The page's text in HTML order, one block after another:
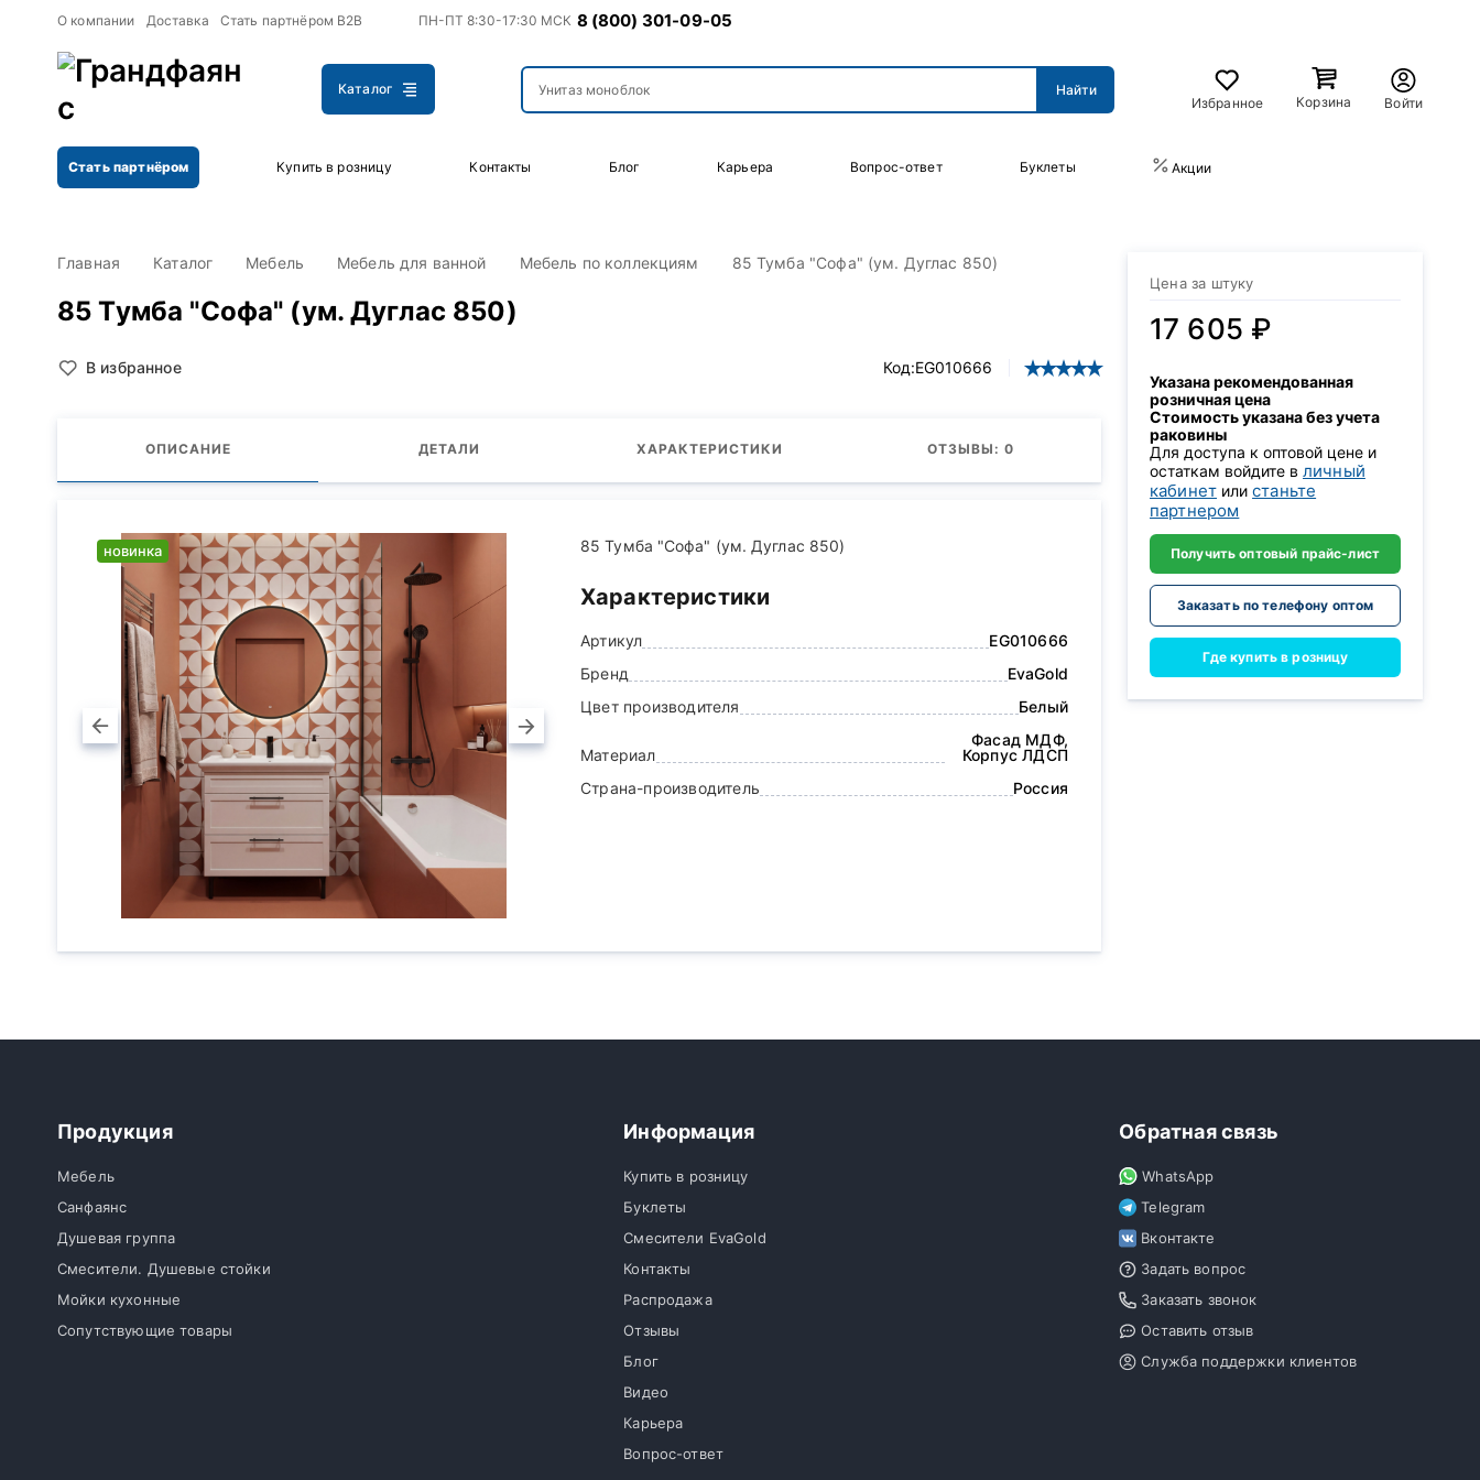
О компании Доставка Стать партнёром B2B ПН-ПТ 8:30-17:30 МСК 8 (800) 301-09-05
Каталог
Избранное
Корзина Войти
Стать партнёром Купить в розницу Контакты Блог Карьера Вопрос-ответ Буклеты Акции
Главная Каталог Мебель Мебель для ванной Мебель по коллекциям 85 Тумба "Софа" (ум. Дуглас 850)
85 Тумба "Софа" (ум. Дуглас 850)
В избранное Код:EG010666
ОПИСАНИЕ ДЕТАЛИ ХАРАКТЕРИСТИКИ ОТЗЫВЫ: 0
новинка 85 Тумба "Софа" (ум. Дуглас 850)
Характеристики
Артикул
EG010666
Бренд
EvaGold
Цвет производителя
Белый
Материал
Фасад МДФ,
Корпус ЛДСП
Страна-производитель
Россия
Цена за штуку
17 605 ₽
Указана рекомендованная
розничная цена
Стоимость указана без учета
раковины
Для доступа к оптовой цене и
остаткам войдите в личный
кабинет илистаньте
партнером
Получить оптовый прайс-лист
Заказать по телефону оптом
Где купить в розницу
Продукция
Мебель
Санфаянс
Душевая группа
Смесители. Душевые стойки
Мойки кухонные
Сопутствующие товары
Информация
Купить в розницу
Буклеты
Смесители EvaGold
Контакты
Распродажа
Отзывы
Блог
Видео
Карьера
Вопрос-ответ
Обратная связь
WhatsApp
Telegram
Вконтакте
Задать вопрос
Заказать звонок
Оставить отзыв
Служба поддержки клиентов